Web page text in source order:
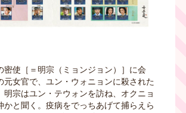
密使［＝明宗（ミョンジョン）］に会
元女官で、ユン・ウォニョンに殺された
明宗はユン・テウォンを訪ね、オクニョ
かと聞く。疫病をでっちあげて捕らえら